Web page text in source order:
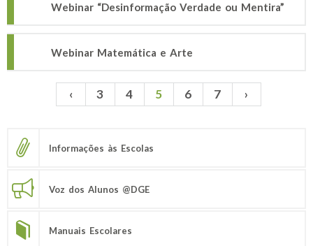
Webinar “Desinformação Verdade ou Mentira”
Webinar Matemática e Arte
Páginas ‹ 3 4 5 6 7 ›
Informações às Escolas
Voz dos Alunos @DGE
Manuais Escolares